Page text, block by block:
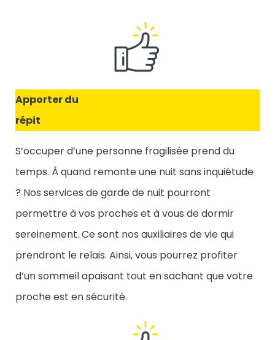
Apporter du
répit
S’occuper d’une personne fragilisée prend du
temps. À quand remonte une nuit sans inquiétude
? Nos services de garde de nuit pourront
permettre à vos proches et à vous de dormir
sereinement. Ce sont nos auxiliaires de vie qui
prendront le relais. Ainsi, vous pourrez profiter
d’un sommeil apaisant tout en sachant que votre
proche est en sécurité.